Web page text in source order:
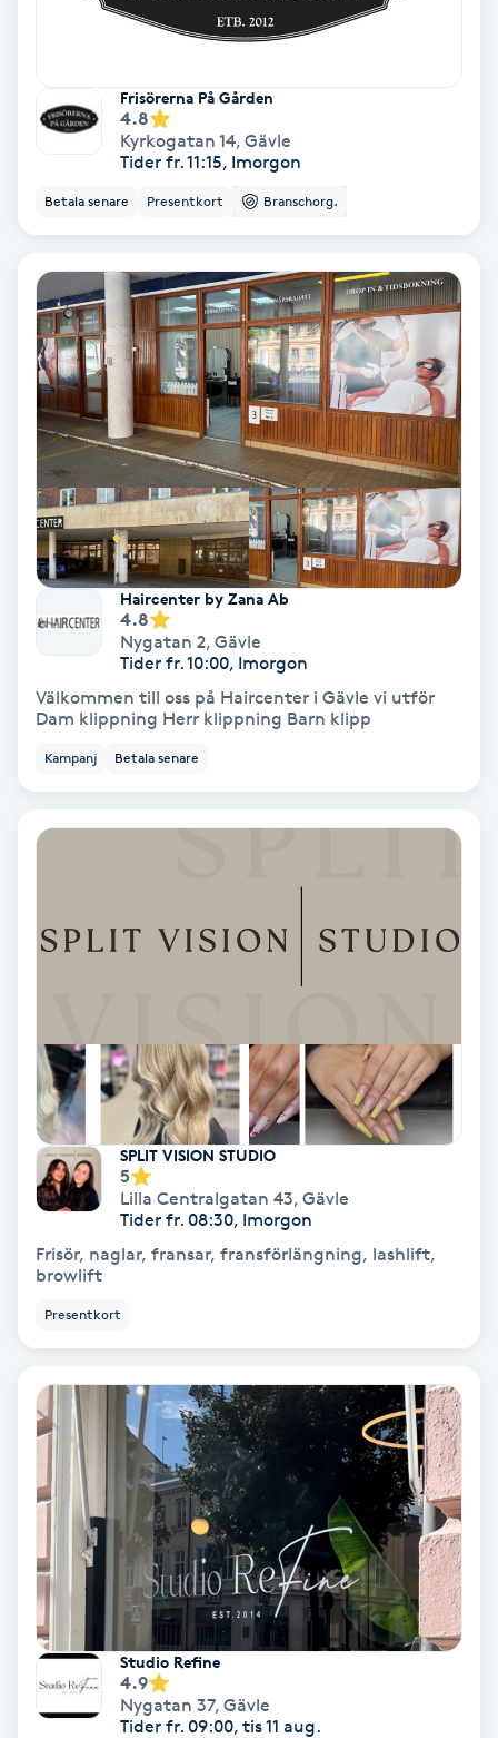
Hollywood Peel
Hot Stone Massage
Hot yoga
Hudföryngring
Huduppstramning
Hudvård
Hyaluronsyra
Hyperhidros
Hypnos
Hårborttagning
Hårbottenbehandling
Hårförlängning
Hälsa
Idrottsmassage
IPL
IPL hårborttagning
IR-massage
Japansk massage
K18
Katun fransar
Kemisk peeling
Keratinbehandling
Kinesiologi
Frisörerna På Gården
4.8
Kyrkogatan 14, Gävle
Tider fr. 11:15, Imorgon
Betala senare Presentkort Branschorg.
Haircenter by Zana Ab
4.8
Nygatan 2, Gävle
Tider fr. 10:00, Imorgon
Välkommen till oss på Haircenter i Gävle vi utför
Dam klippning Herr klippning Barn klipp
Kampanj Betala senare
SPLIT VISION STUDIO
5
Lilla Centralgatan 43, Gävle
Tider fr. 08:30, Imorgon
Frisör, naglar, fransar, fransförlängning, lashlift,
browlift
Presentkort
Studio Refine
4.9
Nygatan 37, Gävle
Tider fr. 09:00, tis 11 aug.